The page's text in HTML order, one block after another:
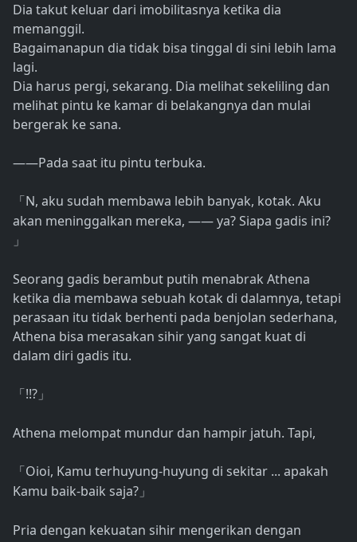
Dia takut keluar dari imobilitasnya ketika dia
memanggil.
Bagaimanapun dia tidak bisa tinggal di sini lebih lama
lagi.
Dia harus pergi, sekarang. Dia melihat sekeliling dan
melihat pintu ke kamar di belakangnya dan mulai
bergerak ke sana.
——Pada saat itu pintu terbuka.
「 N, aku sudah membawa lebih banyak, kotak. Aku
akan meninggalkan mereka, —— ya? Siapa gadis ini?
」
Seorang gadis berambut putih menabrak Athena
ketika dia membawa sebuah kotak di dalamnya, tetapi
perasaan itu tidak berhenti pada benjolan sederhana,
Athena bisa merasakan sihir yang sangat kuat di
dalam diri gadis itu.
「 !!? 」
Athena melompat mundur dan hampir jatuh. Tapi,
「 Oioi, Kamu terhuyung-huyung di sekitar ... apakah
Kamu baik-baik saja? 」
Pria dengan kekuatan sihir mengerikan dengan